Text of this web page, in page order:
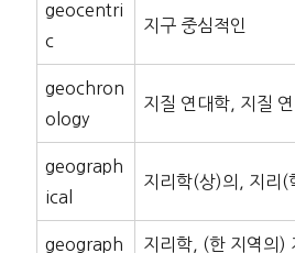
geocentri
c
지구 중심적인
geochron
ology
지질 연대학, 지질
geograph
ical
지리학(상)의, 지리(
geograph
지리학, (한 지역의)